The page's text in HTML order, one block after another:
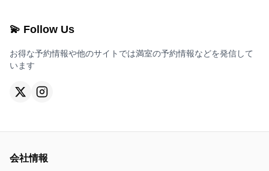
💫 Follow Us
お得な予約情報や他のサイトでは満室の予約情報などを発信して
います
会社情報